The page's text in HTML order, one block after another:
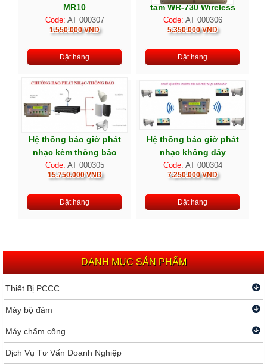
MR10
Code: AT 000307
1.550.000 VND
Đặt hàng
tâm WR-730 Wireless
Code: AT 000306
5.350.000 VND
Đặt hàng
Hệ thống báo giờ phát
nhạc kèm thông báo
Code: AT 000305
15.750.000 VND
Đặt hàng
Hệ thống báo giờ phát
nhạc không dây
Code: AT 000304
7.250.000 VND
Đặt hàng
DANH MỤC SẢN PHẨM
Thiết Bị PCCC
Máy bộ đàm
Máy chấm công
Dịch Vụ Tư Vấn Doanh Nghiệp